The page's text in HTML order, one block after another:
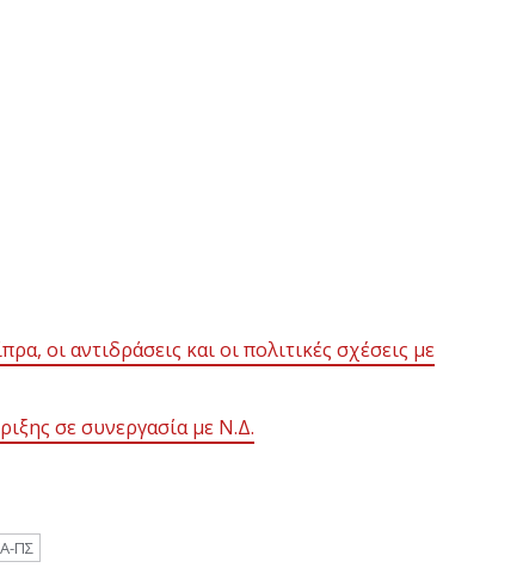
οι αντιδράσεις και οι πολιτικές σχέσεις με
σε συνεργασία με Ν.Δ.
ΠΣ